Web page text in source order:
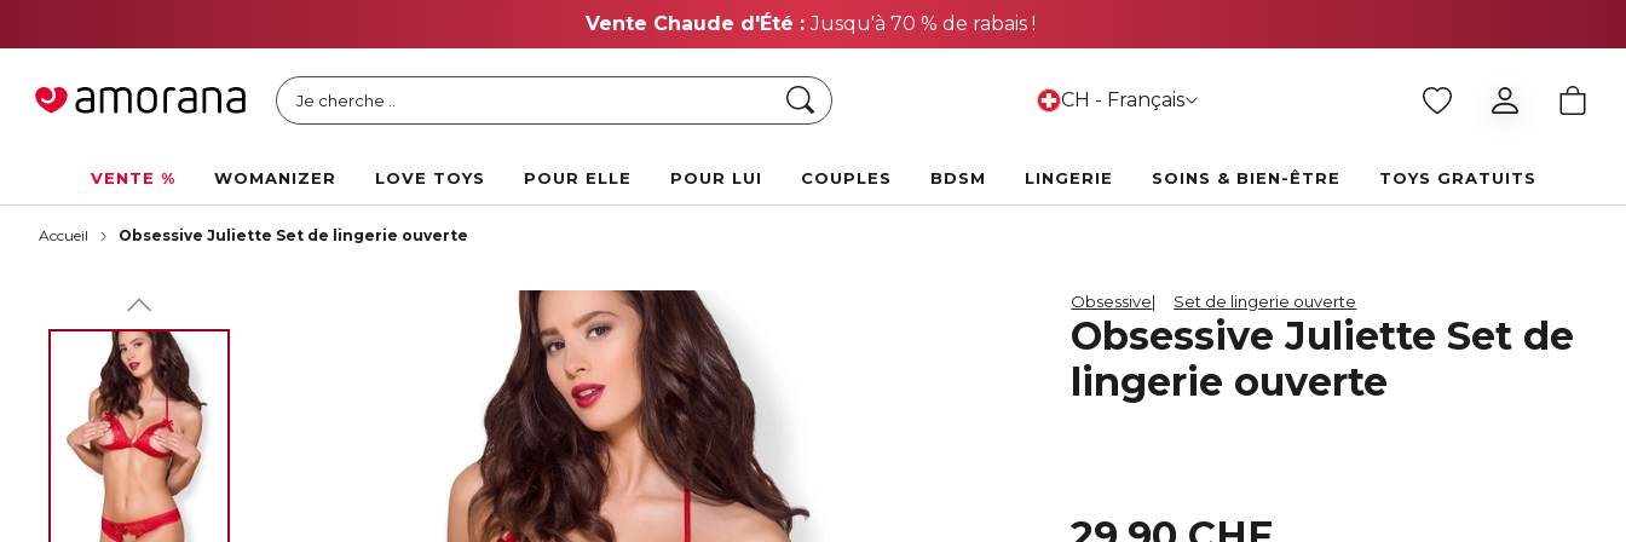
Vente Chaude d'Été :Jusqu'à 70 % de rabais !
Je cherche .. Chercher CH - Français
VENTE % WOMANIZER LOVE TOYS POUR ELLE POUR LUI COUPLES BDSM LINGERIE SOINS & BIEN-ÊTRE TOYS GRATUITS
Accueil Obsessive Juliette Set de lingerie ouverte
Obsessive Set de lingerie ouverte
Obsessive Juliette Set de
lingerie ouverte